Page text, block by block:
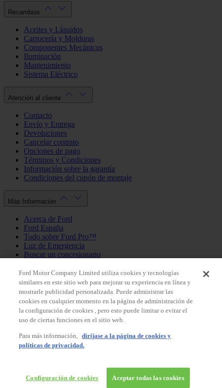
Recambios
Aceites y Líquidos
Carrocería y Molduras
Componentes Mecánicos
Iluminación
Mantenimiento
Sistema Eléctrico
Atención al cliente
Contacto
Envío y Entrega
Devoluciones
Cancelar contrato
Opciones de pago
Términos y Condiciones
Información sobre la garantía
Condiciones del cupón de montaje
Más Información
Acerca de Ford
Ford España
Todo sobre Ford Pro™
Luz de Emergencia
Buscar un concesionario
Política de privacidad
Mi Cuenta
Iniciar sesión / Registrarse
Mis pedidos
País
© 2026 Ford España, S.L.
Ford Shop España
Ford Motor Company Limited utiliza cookies y tecnologías
similares en este sitio web para mejorar su experiencia en línea y
mostrarle publicidad personalizada. Puede administrar las
cookies en cualquier momento en la página de administración de
la configuración de cookies , pero esto puede limitar o evitar el
uso de ciertas funciones en el sitio web.
Para más información, diríjase a la página de cookies y
políticas de privacidad.
Configuración de cookies Aceptar todas las cookies